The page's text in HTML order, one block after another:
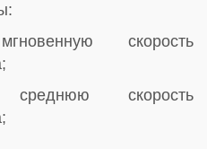
скорость
скорость